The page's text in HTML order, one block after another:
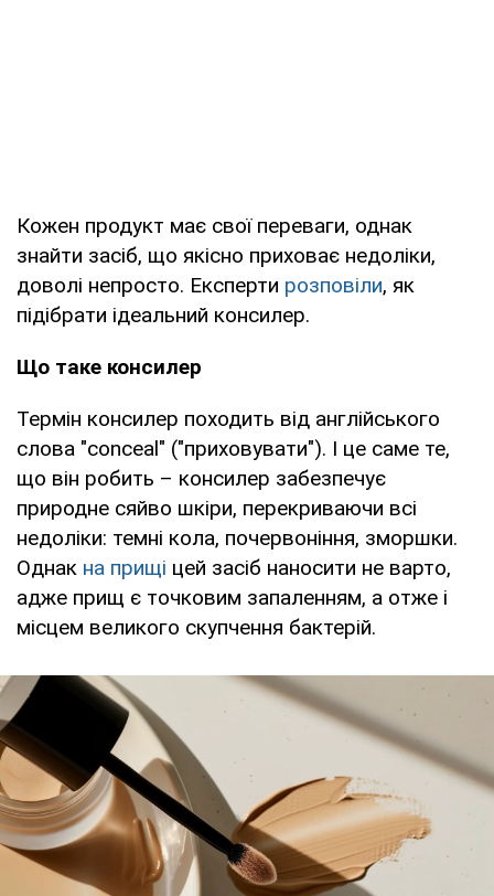
Кожен продукт має свої переваги, однак
знайти засіб, що якісно приховає недоліки,
доволі непросто. Експерти розповіли, як
підібрати ідеальний консилер.
Що таке консилер
Термін консилер походить від англійського
слова "conceal" ("приховувати"). І це саме те,
що він робить – консилер забезпечує
природне сяйво шкіри, перекриваючи всі
недоліки: темні кола, почервоніння, зморшки.
Однак на прищі цей засіб наносити не варто,
адже прищ є точковим запаленням, а отже і
місцем великого скупчення бактерій.